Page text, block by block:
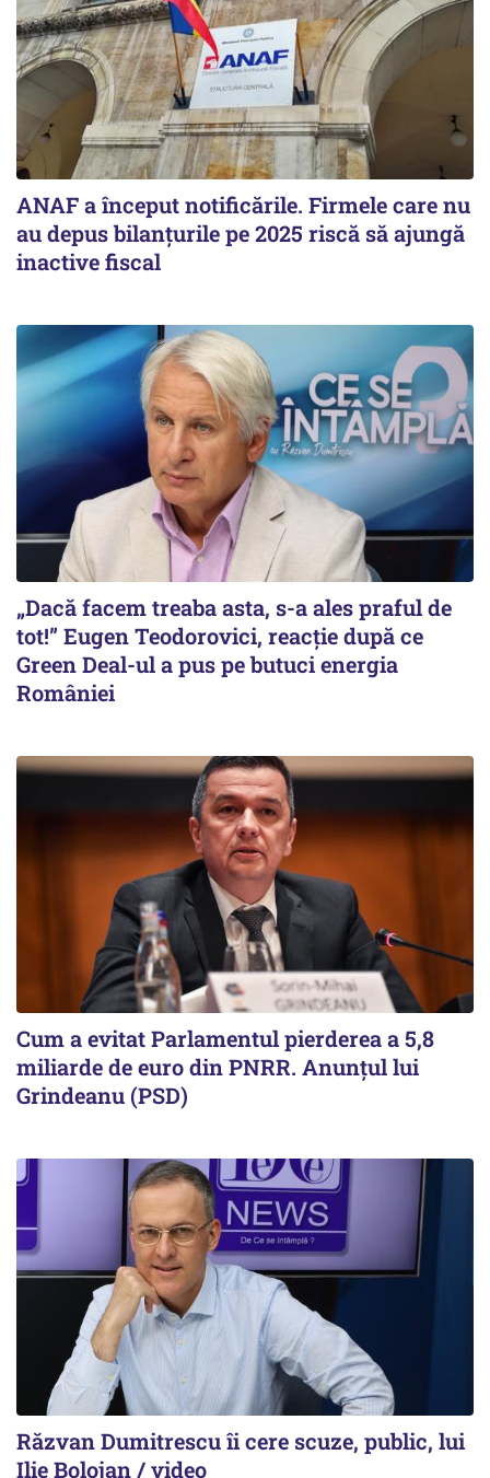
ANAF a început notificările. Firmele care nu
au depus bilanțurile pe 2025 riscă să ajungă
inactive fiscal
„Dacă facem treaba asta, s-a ales praful de
tot!” Eugen Teodorovici, reacție după ce
Green Deal-ul a pus pe butuci energia
României
Cum a evitat Parlamentul pierderea a 5,8
miliarde de euro din PNRR. Anunțul lui
Grindeanu (PSD)
Răzvan Dumitrescu îi cere scuze, public, lui
Ilie Bolojan / video